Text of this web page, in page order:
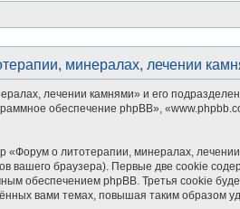
минералах, лечении
лечении камнями» и его
обеспечение phpBB»,
о литотерапии, минералах,
браузера). Первые две cookie
обеспечением phpBB. Третья cookie
вами темах, повышая таким образом